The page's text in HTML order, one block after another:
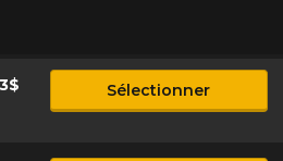
Sélectionner
une possibilité
vous devez vérifier